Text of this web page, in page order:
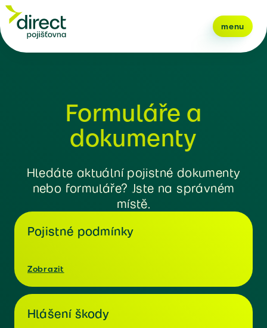
menu
Formuláře a
dokumenty
Hledáte aktuální pojistné dokumenty
nebo formuláře? Jste na správném
místě.
Pojistné podmínky
Zobrazit
Hlášení škody